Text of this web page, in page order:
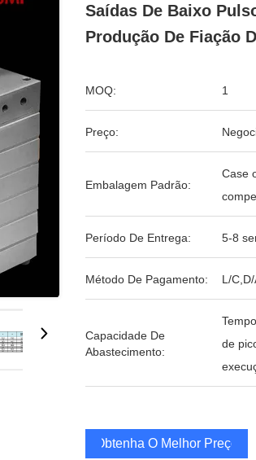
Saídas De Baixo
Produção De Fiação
MOQ: 1
Preço:
Embalagem Padrão:
Case
Período De Entrega: 5-8
Método De Pagamento: L/
Capacidade De
Abastecimento:
de
Obtenha O Melhor Preço